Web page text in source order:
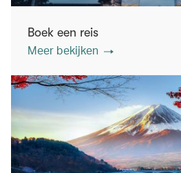
Boek een reis
Meer bekijken